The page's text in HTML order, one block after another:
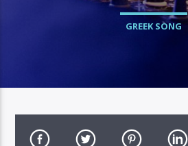
GREEK SONG